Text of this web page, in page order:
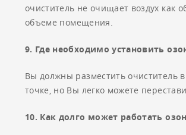
очиститель не очищает воздух как
объеме помещения.
9. Где необходимо установить
Вы должны разместить очиститель
точке, но Вы легко можете
10. Как долго может работать